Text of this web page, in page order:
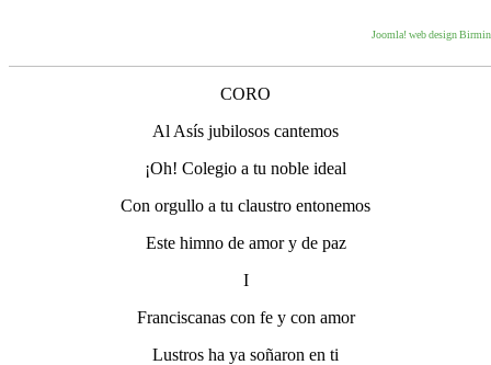
Joomla! web design
CORO
Al Asís jubilosos cantemos
¡Oh! Colegio a tu noble ideal
Con orgullo a tu claustro entonemos
Este himno de amor y de paz
I
Franciscanas con fe y con amor
Lustros ha ya soñaron en ti